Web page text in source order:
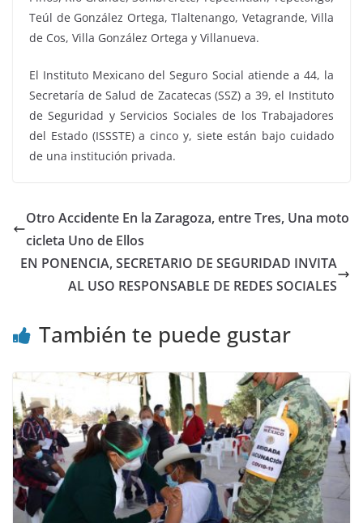
Teúl de González Ortega, Tlaltenango, Vetagrande, Villa
de Cos, Villa González Ortega y Villanueva.
El Instituto Mexicano del Seguro Social atiende a 44, la
Secretaría de Salud de Zacatecas (SSZ) a 39, el Instituto
de Seguridad y Servicios Sociales de los Trabajadores
del Estado (ISSSTE) a cinco y, siete están bajo cuidado
de una institución privada.
Otro Accidente En la Zaragoza, entre Tres, Una moto
cicleta Uno de Ellos
EN PONENCIA, SECRETARIO DE SEGURIDAD INVITA
AL USO RESPONSABLE DE REDES SOCIALES
También te puede gustar